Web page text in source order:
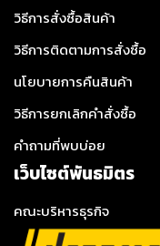
วิธีการสั่งซื้อสินค้า
วิธีการติดตามการสั่งซื้อ
นโยบายการคืนสินค้า
วิธีการยกเลิกคำสั่งซื้อ
คำถามที่พบบ่อย
เว็บไซต์พันธมิตร
คณะบริหารธุรกิจ